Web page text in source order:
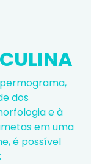
dos
e à
em uma
é possível